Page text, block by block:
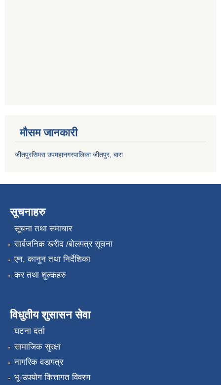
मौसम जानकारी
जीतपुरसिमरा उपमहानगरपालिका जीतपुर, बारा
सूचनाहरु
सूचना तथा समाचार
सार्वजनिक खरीद /बोलपत्र सूचना
एन, कानुन तथा निर्देशिका
कर तथा शुल्कहरु
विधुतीय शुसासन सेवा
घटना दर्ता
सामाजिक सुरक्षा
नागरिक वडापत्र
भू-उपयोग कित्तागत विवरण